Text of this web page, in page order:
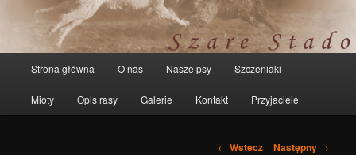
Przeskocz
do
Strona główna O nas Nasze psy Szczeniaki
Mioty Opis rasy Galerie Kontakt Przyjaciele
Zobacz
← Wstecz Następny →